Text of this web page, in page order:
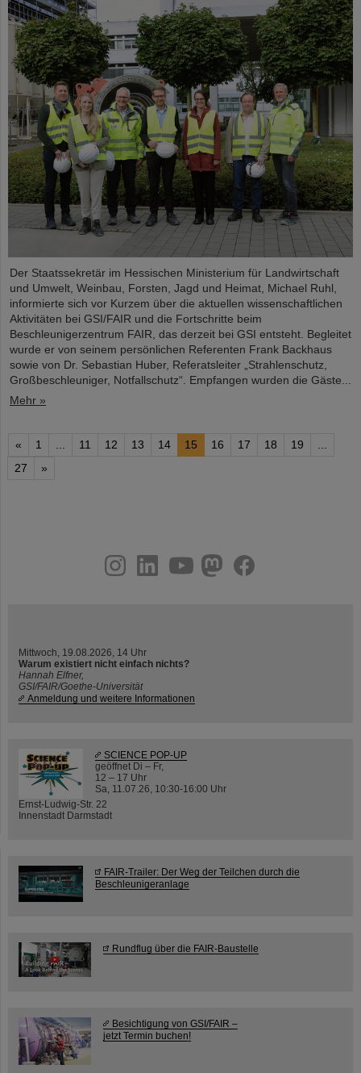
Der Staatssekretär im Hessischen Ministerium für Landwirtschaft
und Umwelt, Weinbau, Forsten, Jagd und Heimat, Michael Ruhl,
informierte sich vor Kurzem über die aktuellen wissenschaftlichen
Aktivitäten bei GSI/FAIR und die Fortschritte beim
Beschleunigerzentrum FAIR, das derzeit bei GSI entsteht. Begleitet
wurde er von seinem persönlichen Referenten Frank Backhaus
sowie von Dr. Sebastian Huber, Referatsleiter „Strahlenschutz,
Großbeschleuniger, Notfallschutz“. Empfangen wurden die Gäste...
Mehr »
« 1 11 12 13 14 15 16 17 18 19
27
»
youtube
helmholtz.social
facebook
Mittwoch, 19.08.2026, 14 Uhr
Warum existiert nicht einfach nichts?
Hannah Elfner,
GSI/FAIR/Goethe-Universität
Anmeldung und weitere Informationen
SCIENCE POP-UP
geöffnet Di – Fr,
12 – 17 Uhr
Sa, 11.07.26, 10:30-16:00 Uhr
Ernst-Ludwig-Str. 22
Innenstadt Darmstadt
FAIR-Trailer: Der Weg der Teilchen durch die
Beschleunigeranlage
Rundflug über die FAIR-Baustelle
Besichtigung von GSI/FAIR –
jetzt Termin buchen!